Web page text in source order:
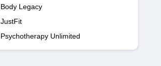
Body Legacy
JustFit
Psychotherapy Unlimited